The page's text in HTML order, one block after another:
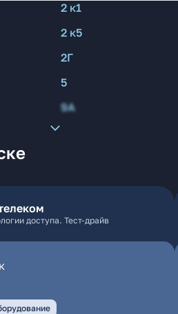
2 к1
2 к5
2Г
5
9А
доступа. Тест-драйв